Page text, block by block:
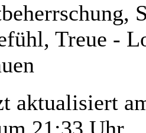
Treue -
aktualisiert